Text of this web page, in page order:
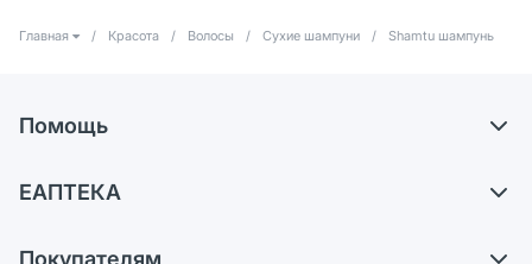
Главная / Красота / Волосы / Сухие шампуни / Shamtu шампунь
Помощь
Самовывоз из аптек
ЕАПТЕКА
Покупателям